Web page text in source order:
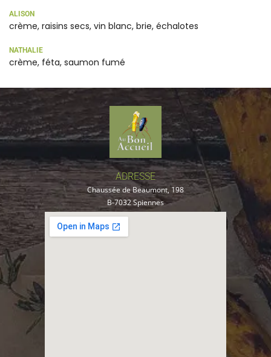
ALISON
crème, raisins secs, vin blanc, brie, échalotes
NATHALIE
crème, féta, saumon fumé
ADRESSE
Chaussée de Beaumont, 198
B-7032 Spiennes